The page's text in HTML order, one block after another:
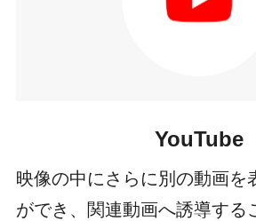
YouTube
映像の中にさらに別の動画を
ができ、関連動画へ誘導する